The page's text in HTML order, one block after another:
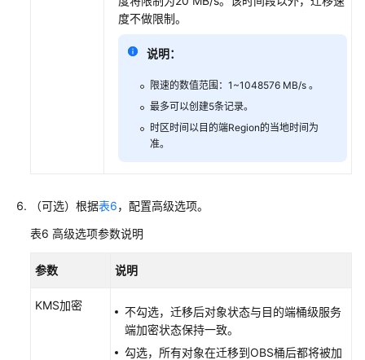
产
品
语
责
度不做限制。
说明：
限速的数值范围：1~1048576 MB/s 。
最多可以创建5条记录。
时区时间以目的端Region的当地时间为
准。
（可选）根据表6，配置高级选项。
表6 高级选项参数说明
参数 说明
KMS加密
不勾选，迁移后对象状态与目的端桶级服务
端加密状态保持一致。
勾选，所有对象在迁移到OBS桶后都将被加